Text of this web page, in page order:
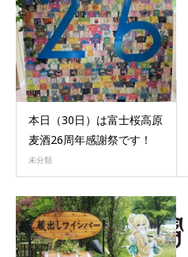
本日（30日）は富士桜高原
麦酒26周年感謝祭です！
未分類